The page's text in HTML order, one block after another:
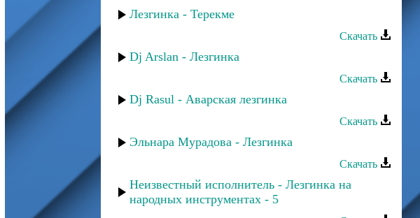
Лезгинка - Терекме
Скачать
Dj Arslan - Лезгинка
Скачать
Dj Rasul - Аварская лезгинка
Скачать
Эльнара Мурадова - Лезгинка
Скачать
Неизвестный исполнитель - Лезгинка на
народных инструментах - 5